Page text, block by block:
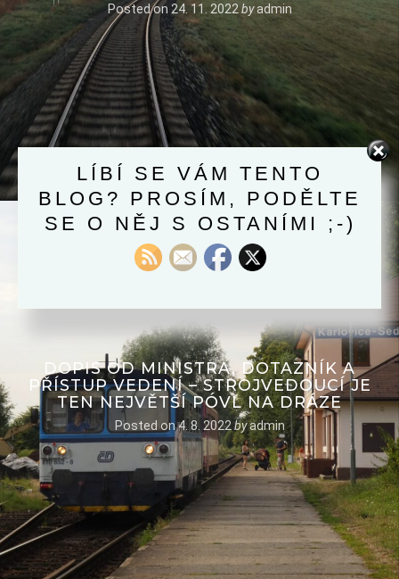
Posted on24. 11. 2022 byadmin
DOPIS OD MINISTRA, DOTAZNÍK A
PŘÍSTUP VEDENÍ – STROJVEDOUCÍ JE
TEN NEJVĚTŠÍ PÓVL NA DRÁZE
Posted on4. 8. 2022byadmin
LÍBÍ SE VÁM TENTO
BLOG? PROSÍM, PODĚLTE
SE O NĚJ S OSTANÍMI ;-)